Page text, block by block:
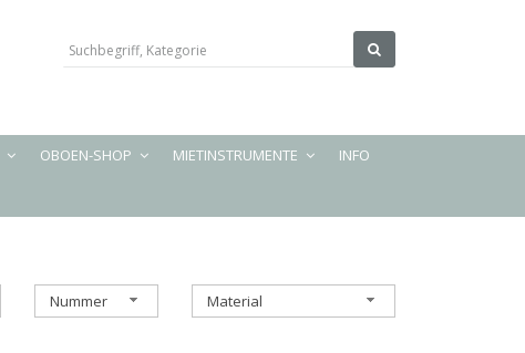
OBOEN-SHOP MIETINSTRUMENTE INFO
Nummer Material